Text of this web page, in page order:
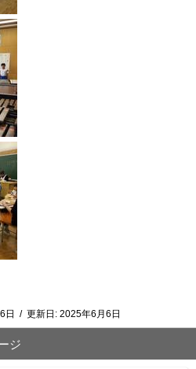
日 / 更新日: 2025年6月6日
ジ